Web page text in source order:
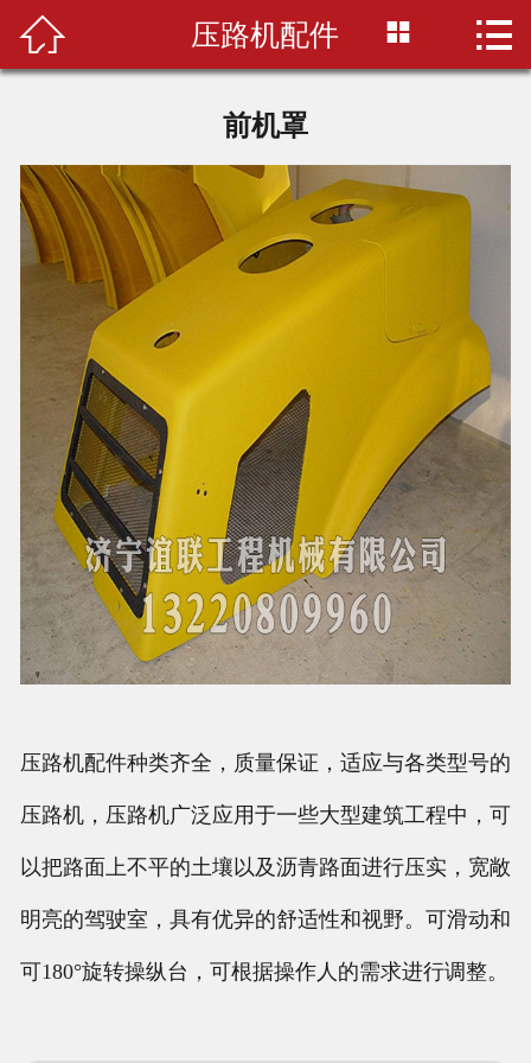
首页
配件百科
配件仓库
 压路机配件  
前机罩
压路机配件种类齐全，质量保证，适应与各类型号的
压路机，压路机广泛应用于一些大型建筑工程中，可
以把路面上不平的土壤以及沥青路面进行压实，宽敞
明亮的驾驶室，具有优异的舒适性和视野。可滑动和
可180°旋转操纵台，可根据操作人的需求进行调整。